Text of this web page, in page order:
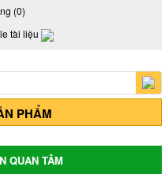
(0)
tài liệu
PHẨM
QUAN TÂM